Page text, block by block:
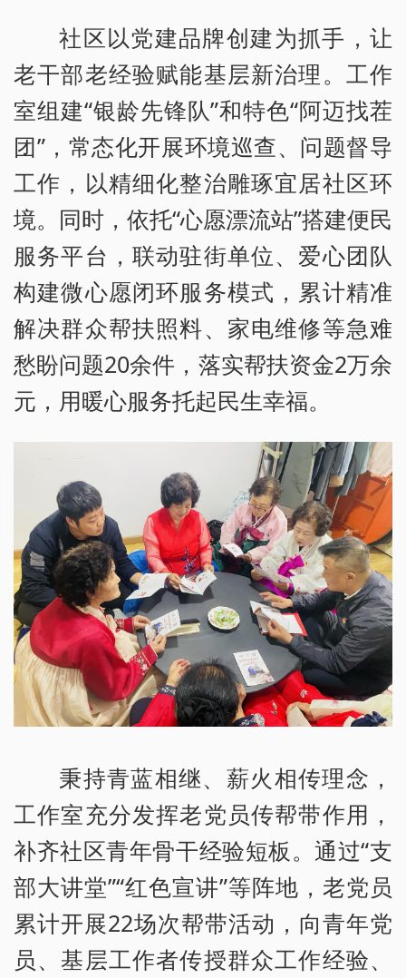
社区以党建品牌创建为抓手，让
老干部老经验赋能基层新治理。工作
室组建“银龄先锋队”和特色“阿迈找茬
团”，常态化开展环境巡查、问题督导
工作，以精细化整治雕琢宜居社区环
境。同时，依托“心愿漂流站”搭建便民
服务平台，联动驻街单位、爱心团队
构建微心愿闭环服务模式，累计精准
解决群众帮扶照料、家电维修等急难
愁盼问题20余件，落实帮扶资金2万余
元，用暖心服务托起民生幸福。
秉持青蓝相继、薪火相传理念，
工作室充分发挥老党员传帮带作用，
补齐社区青年骨干经验短板。通过“支
部大讲堂”“红色宣讲”等阵地，老党员
累计开展22场次帮带活动，向青年党
员、基层工作者传授群众工作经验、